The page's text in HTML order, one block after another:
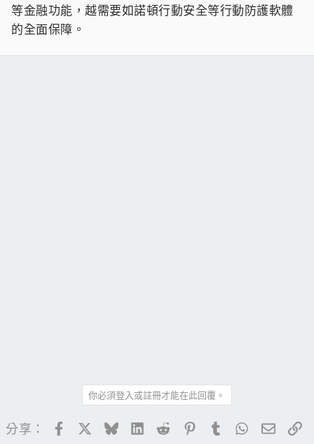
等金融功能，越需要如諾頓行動安全等行動防護軟體
的全面保障。
你必須登入或註冊才能在此回覆。
分享： FacebookBlueskyLinkedIn
Reddit PinterestTumblrWhatsApp
電子